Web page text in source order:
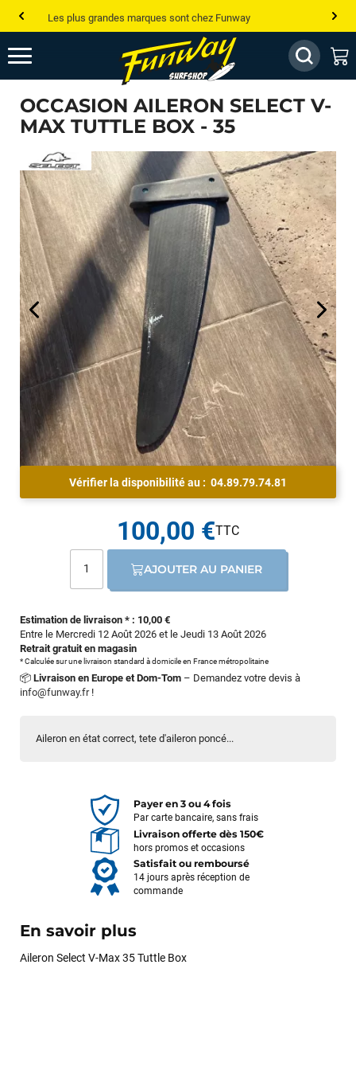
Les plus grandes marques sont chez Funway
Jusqu’à -75% de remise sur le windsurf, wingfoil, etc...
💰 Meilleur prix garanti — Moins cher ailleurs ? On s’aligne !
Besoin de conseils de pro ? Appelle nous !
OCCASION AILERON SELECT V-
MAX TUTTLE BOX - 35
Aileron en état correct, tete d'aileron poncé...
Vérifier la disponibilité au : 04.89.79.74.81
Estimation de livraison * : 10,00 €
Entre le Mercredi 12 Août 2026 et le Jeudi 13 Août 2026
Retrait gratuit en magasin
* Calculée sur une livraison standard à domicile en France métropolitaine
📦 Livraison en Europe et Dom-Tom – Demandez votre devis à
info@funway.fr!
100,00 €
AJOUTER AU PANIER
Payer en 3 ou 4 fois
Par carte bancaire, sans frais
Livraison offerte dès 150€
hors promos et occasions
Satisfait ou remboursé
14 jours après réception de
commande
En savoir plus
Aileron Select V-Max 35 Tuttle Box